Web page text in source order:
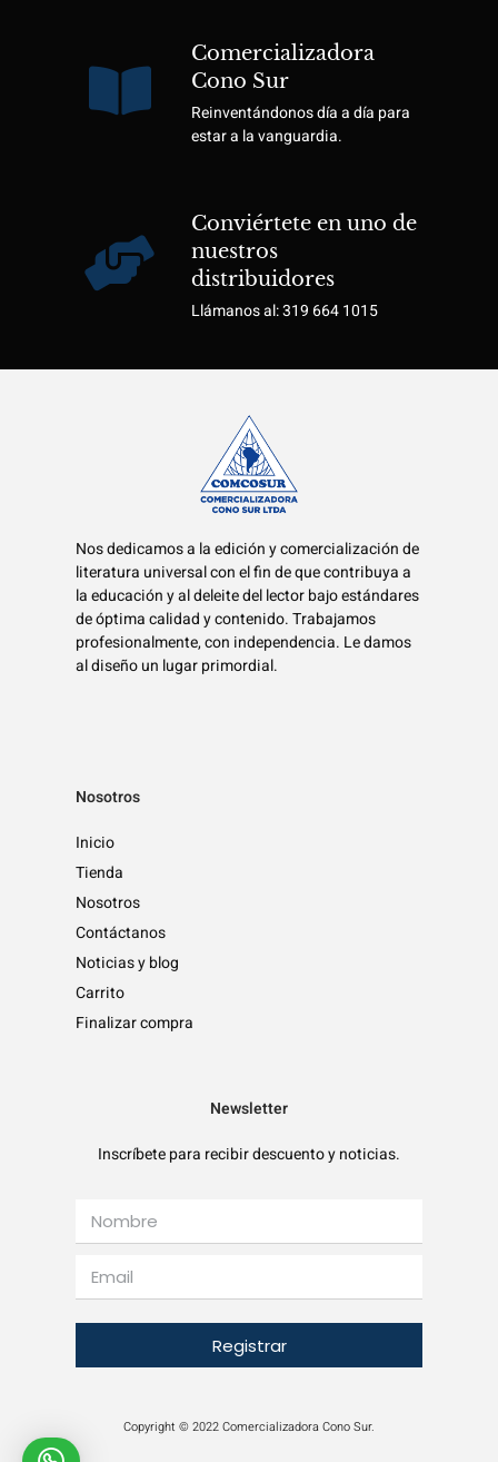
Comercializadora
Cono Sur
Reinventándonos día a día para
estar a la vanguardia.
Conviértete en uno de
nuestros
distribuidores
Llámanos al: 319 664 1015
Nos dedicamos a la edición y comercialización de
literatura universal con el fin de que contribuya a
la educación y al deleite del lector bajo estándares
de óptima calidad y contenido. Trabajamos
profesionalmente, con independencia. Le damos
al diseño un lugar primordial.
Nosotros
Inicio
Tienda
Nosotros
Contáctanos
Noticias y blog
Carrito
Finalizar compra
Newsletter
Inscríbete para recibir descuento y noticias.
Registrar
Copyright © 2022 Comercializadora Cono Sur.